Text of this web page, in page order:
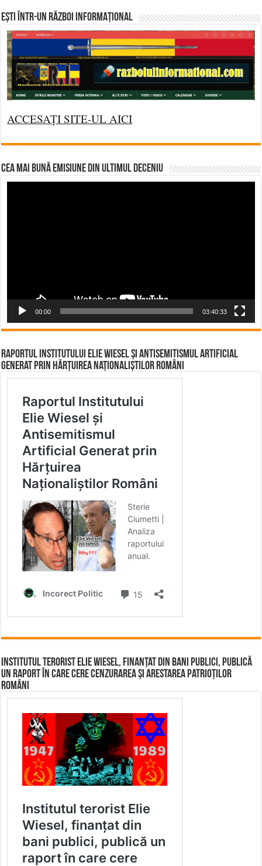
Ești într-un RĂZBOI INFORMAȚIONAL
ACCESAȚI SITE-UL AICI
CEA MAI BUNĂ EMISIUNE DIN ULTIMUL DECENIU
00:00 03:40:33
Raportul Institutului Elie Wiesel și Antisemitismul Artificial
Generat prin Hărțuirea Naționaliștilor Români
Institutul terorist Elie Wiesel, finanțat din bani publici, publică
un raport în care cere cenzurarea și arestarea patrioților
români